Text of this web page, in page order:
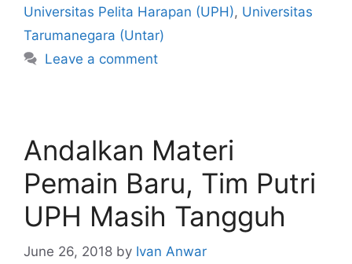
Universitas Pelita Harapan (UPH), Universitas
Tarumanegara (Untar)
Leave a comment
Andalkan Materi
Pemain Baru, Tim Putri
UPH Masih Tangguh
June 26, 2018 by Ivan Anwar